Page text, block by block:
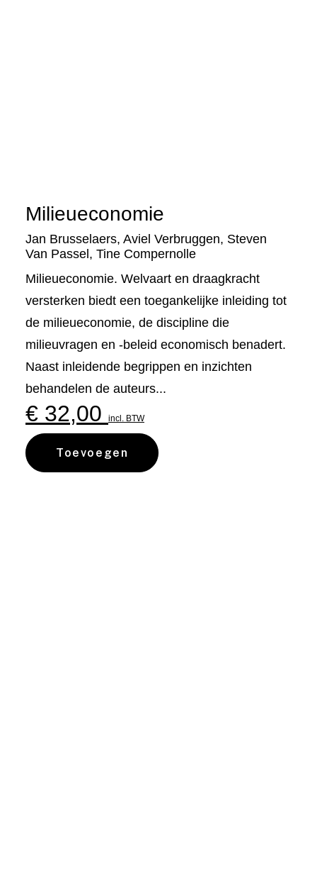
Milieueconomie
Jan Brusselaers, Aviel Verbruggen, Steven
Van Passel, Tine Compernolle
Milieueconomie. Welvaart en draagkracht
versterken biedt een toegankelijke inleiding tot
de milieueconomie, de discipline die
milieuvragen en -beleid economisch benadert.
Naast inleidende begrippen en inzichten
behandelen de auteurs...
€ 32,00 incl. BTW
Toevoegen